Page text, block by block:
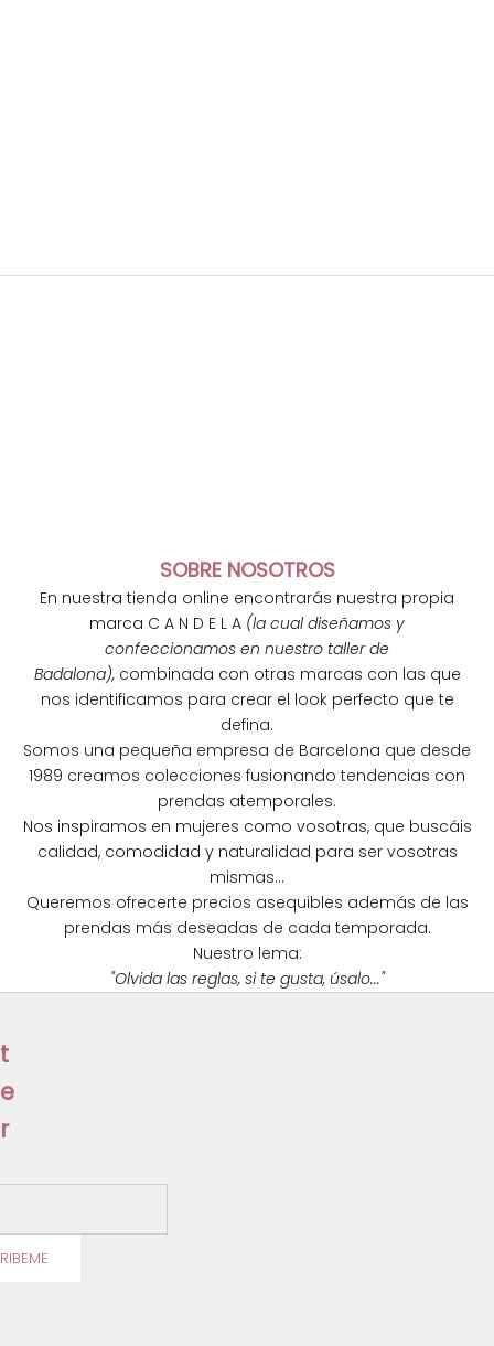
SOBRE NOSOTROS
En nuestra tienda online encontrarás nuestra propia
marca C A N D E L A (la cual diseñamos y
confeccionamos en nuestro taller de
Badalona),combinada con otras marcas con las que
nos identificamos para crear el look perfecto que te
defina.
Somos una pequeña empresa de Barcelona que desde
1989 creamos colecciones fusionando tendencias con
prendas atemporales.
Nos inspiramos en mujeres como vosotras, que buscáis
calidad, comodidad y naturalidad para ser vosotras
mismas...
Queremos ofrecerte precios asequibles además de las
prendas más deseadas de cada temporada.
Nuestro lema:
"Olvida las reglas, si te gusta, úsalo..."
t
e
r